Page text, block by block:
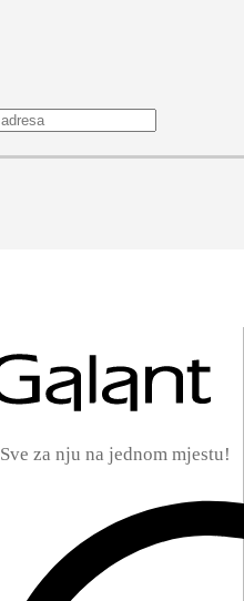
Sve za nju na jednom mjestu!